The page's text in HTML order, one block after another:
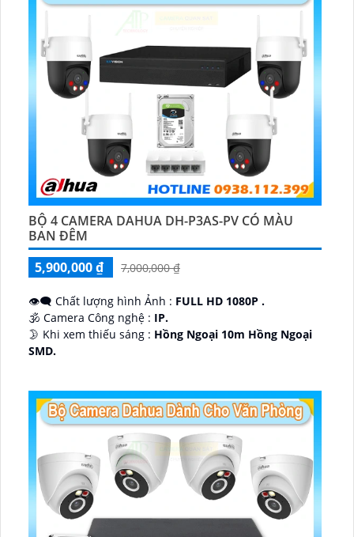
BỘ 4 CAMERA DAHUA DH-P3AS-PV CÓ MÀU
BAN ĐÊM
5,900,000 ₫
7,000,000 ₫
👁️‍🗨 Chất lượng hình Ảnh : FULL HD 1080P .
🕉️ Camera Công nghệ : IP.
🌛 Khi xem thiếu sáng : Hồng Ngoại 10m Hồng Ngoại
SMD.